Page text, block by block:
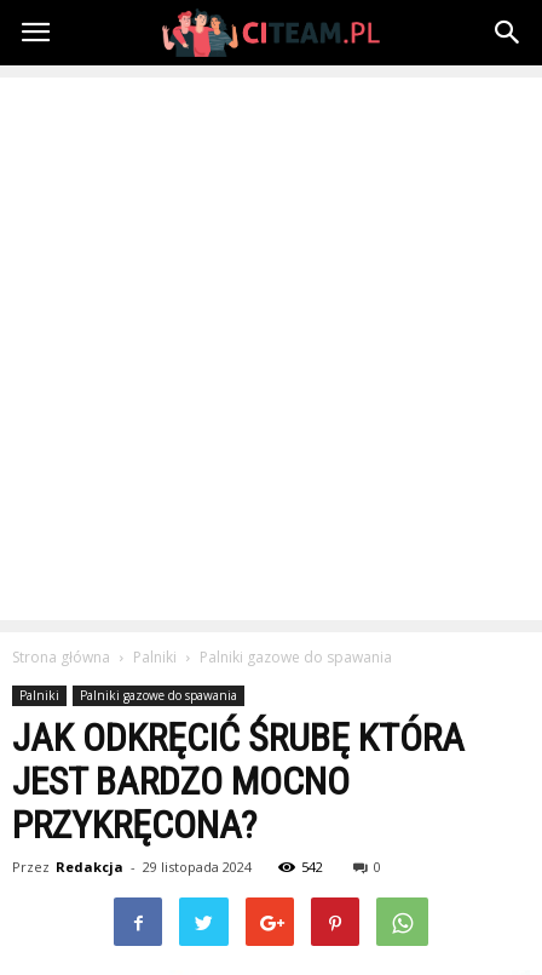
Citeam.pl
Strona główna Palniki Palniki gazowe do spawania
Palniki Palniki gazowe do spawania
JAK ODKRĘCIĆ ŚRUBĘ KTÓRA
JEST BARDZO MOCNO
PRZYKRĘCONA?
Przez Redakcja - 29 listopada 2024 542 0